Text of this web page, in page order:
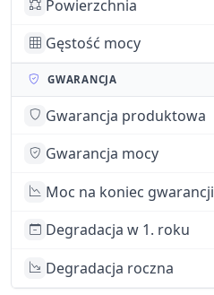
Powierzchnia
Gęstość mocy
GWARANCJA
Gwarancja produktowa
Gwarancja mocy
Moc na koniec gwarancji
Degradacja w 1. roku
Degradacja roczna